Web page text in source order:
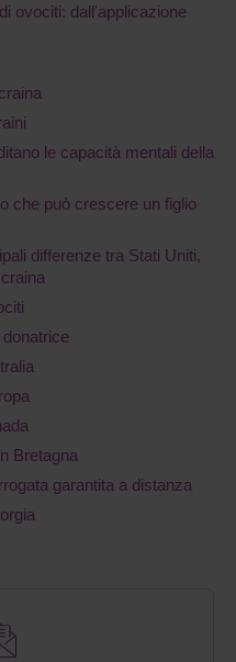
ovociti: dall'applicazione
le capacità mentali della
che può crescere un figlio
differenze tra Stati Uniti,
donatrice
Bretagna
garantita a distanza